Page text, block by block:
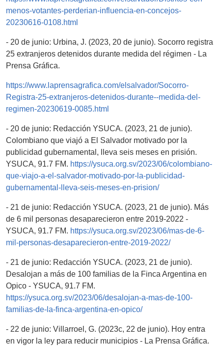
menos-votantes-perderian-influencia-en-concejos-
20230616-0108.html
- 20 de junio: Urbina, J. (2023, 20 de junio). Socorro registra
25 extranjeros detenidos durante medida del régimen - La
Prensa Gráfica.
https://www.laprensagrafica.com/elsalvador/Socorro-
Registra-25-extranjeros-detenidos-durante--medida-del-
regimen-20230619-0085.html
- 20 de junio: Redacción YSUCA. (2023, 21 de junio).
Colombiano que viajó a El Salvador motivado por la
publicidad gubernamental, lleva seis meses en prisión.
YSUCA, 91.7 FM. https://ysuca.org.sv/2023/06/colombiano-
que-viajo-a-el-salvador-motivado-por-la-publicidad-
gubernamental-lleva-seis-meses-en-prision/
- 21 de junio: Redacción YSUCA. (2023, 21 de junio). Más
de 6 mil personas desaparecieron entre 2019-2022 -
YSUCA, 91.7 FM. https://ysuca.org.sv/2023/06/mas-de-6-
mil-personas-desaparecieron-entre-2019-2022/
- 21 de junio: Redacción YSUCA. (2023, 21 de junio).
Desalojan a más de 100 familias de la Finca Argentina en
Opico - YSUCA, 91.7 FM.
https://ysuca.org.sv/2023/06/desalojan-a-mas-de-100-
familias-de-la-finca-argentina-en-opico/
- 22 de junio: Villarroel, G. (2023c, 22 de junio). Hoy entra
en vigor la ley para reducir municipios - La Prensa Gráfica.